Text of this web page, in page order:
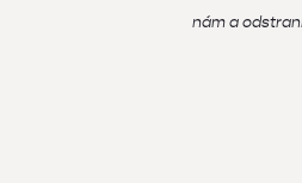
nám a